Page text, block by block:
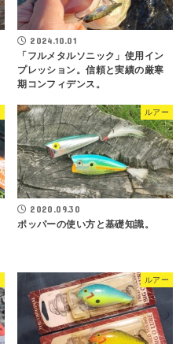
2024.10.01
「フルメタルソニック」使用イン
プレッション。信頼と実績の厳寒
期コンフィデンス。
ルアー
2020.09.30
ポッパーの使い方と基礎知識。
ルアー